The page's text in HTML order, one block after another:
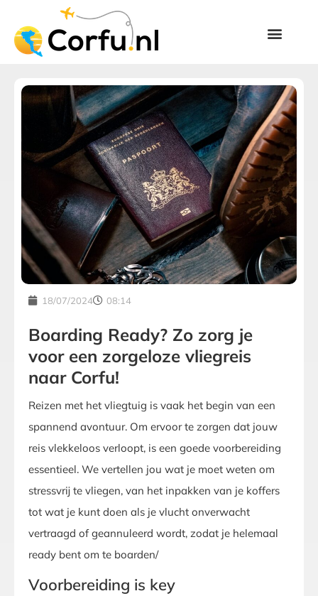
18/07/2024 08:14
Boarding Ready? Zo zorg je
voor een zorgeloze vliegreis
naar Corfu!
Reizen met het vliegtuig is vaak het begin van een
spannend avontuur. Om ervoor te zorgen dat jouw
reis vlekkeloos verloopt, is een goede voorbereiding
essentieel. We vertellen jou wat je moet weten om
stressvrij te vliegen, van het inpakken van je koffers
tot wat je kunt doen als je vlucht onverwacht
vertraagd of geannuleerd wordt, zodat je helemaal
ready bent om te boarden/
Voorbereiding is key